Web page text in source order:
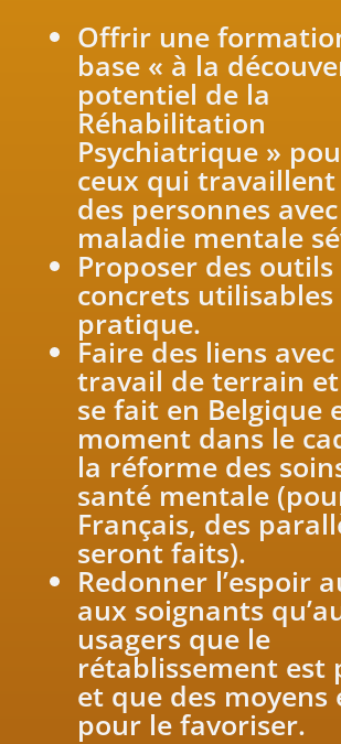
Offrir une
base « à la
potentiel de la
Réhabilitation
Psychiatrique »
ceux qui travaillent
des personnes
maladie mentale
Proposer des outils
concrets utilisables
pratique.
Faire des liens
travail de terrain
se fait en Belgique
moment dans le
la réforme des
santé mentale
Français, des
seront faits).
Redonner l’espoir
aux soignants
usagers que le
rétablissement est
et que des moyens
pour le favoriser.